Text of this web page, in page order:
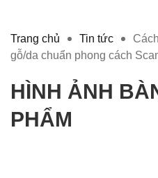
Trang chủ Tin tức
gỗ/da chuẩn phong cách
HÌNH ẢNH
PHẨM